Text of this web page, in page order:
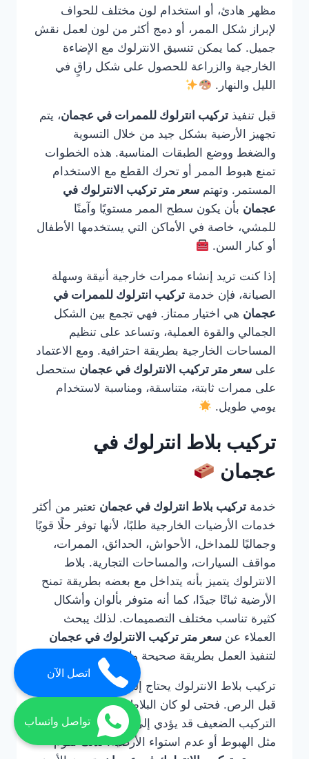
مظهر هادئ، أو استخدام لون مختلف للحواف
لإبراز شكل الممر، أو دمج أكثر من لون لعمل نقش
جميل. كما يمكن تنسيق الانترلوك مع الإضاءة
الخارجية والزراعة للحصول على شكل راقٍ في
الليل والنهار.
قبل تنفيذ تركيب انترلوك للممرات في عجمان، يتم
تجهيز الأرضية بشكل جيد من خلال التسوية
والضغط ووضع الطبقات المناسبة. هذه الخطوات
تمنع هبوط الممر أو تحرك القطع مع الاستخدام
المستمر. وتهتم سعر متر تركيب الانترلوك في
عجمان بأن يكون سطح الممر مستويًا وآمنًا
للمشي، خاصة في الأماكن التي يستخدمها الأطفال
أو كبار السن.
إذا كنت تريد إنشاء ممرات خارجية أنيقة وسهلة
الصيانة، فإن خدمة تركيب انترلوك للممرات في
عجمان هي اختيار ممتاز. فهي تجمع بين الشكل
الجمالي والقوة العملية، وتساعد على تنظيم
المساحات الخارجية بطريقة احترافية. ومع الاعتماد
على سعر متر تركيب الانترلوك في عجمان ستحصل
على ممرات ثابتة، متناسقة، ومناسبة لاستخدام
يومي طويل.
تركيب بلاط انترلوك في
عجمان
خدمة تركيب بلاط انترلوك في عجمان تعتبر من أكثر
خدمات الأرضيات الخارجية طلبًا، لأنها توفر حلًا قويًا
وجماليًا للمداخل، الأحواش، الحدائق، الممرات،
مواقف السيارات، والمساحات التجارية. بلاط
الانترلوك يتميز بأنه يتداخل مع بعضه بطريقة تمنح
الأرضية ثباتًا جيدًا، كما أنه متوفر بألوان وأشكال
كثيرة تناسب مختلف التصميمات. لذلك يبحث
العملاء عن سعر متر تركيب الانترلوك في عجمان
لتنفيذ العمل بطريقة صحيحة واحترافية.
تركيب بلاط الانترلوك يحتاج إلى خبرة في التأسيس
قبل الرص. فحتى لو كان البلاط عالي الجودة، فإن
التركيب الضعيف قد يؤدي إلى مشاكل مستقبلية
مثل الهبوط أو عدم استواء الأرضية. لذلك تقوم
اتصل الآن
تواصل واتساب